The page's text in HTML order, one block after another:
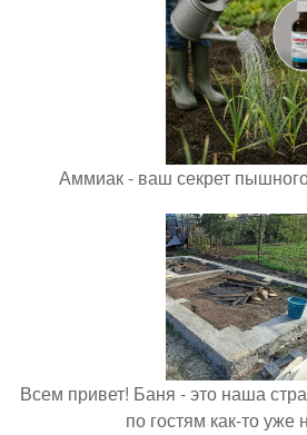
Аммиак - ваш секрет
Всем привет! Баня - это наша
по гостям как-то уже